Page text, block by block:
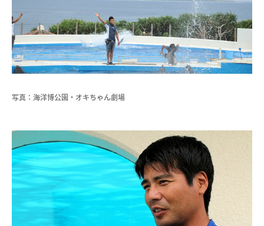
写真：海洋博公園・オキちゃん劇場